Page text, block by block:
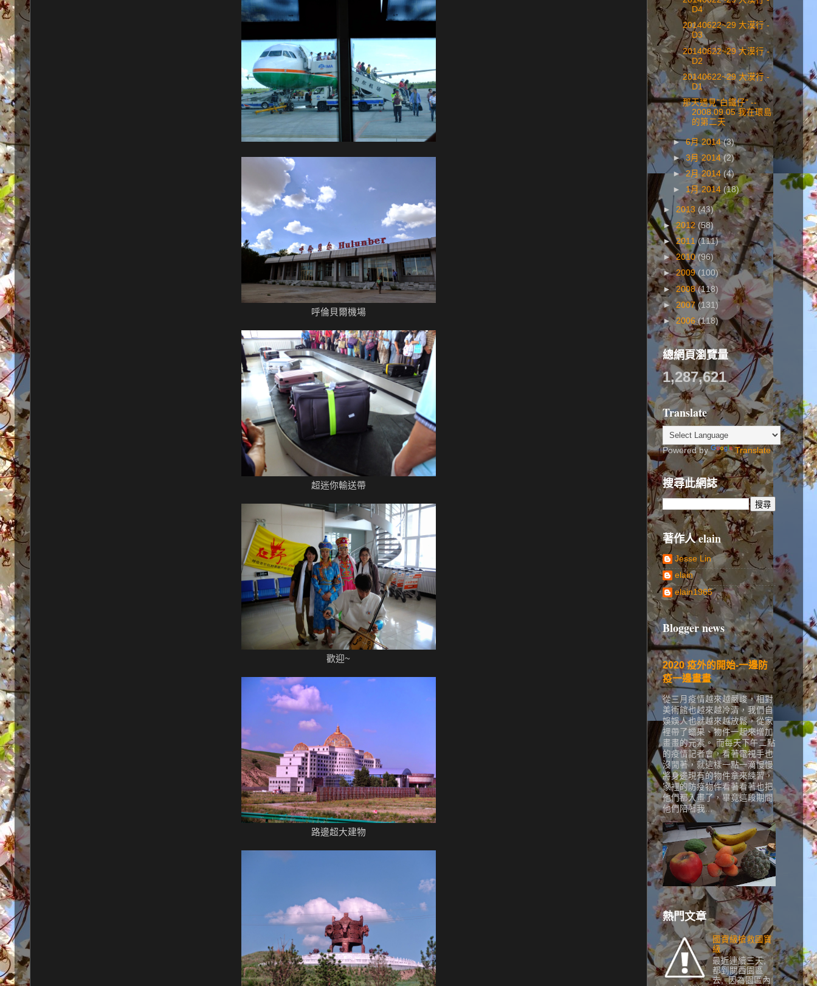
呼倫貝爾機場
超迷你輸送帶
歡迎~
路邊超大建物
D4
20140622~29 大漠行 -
D3
20140622~29 大漠行 -
D2
20140622~29 大漠行 -
D1
那天遇見"白鐵仔" --
2008.09.05 我在環島
的第二天
►6月 2014(3)
► 3月 2014(2)
►2月 2014 (4)
► 1月 2014 (18)
► 2013 (43)
►2012(58)
►2011(111)
►2010(96)
►2009(100)
►2008(118)
►2007 (131)
►2006(118)
總網頁瀏覽量
1,287,621
Translate
Powered by Translate
搜尋此網誌
著作人 elain
Jesse Lin
elain
elain1965
Blogger news
2020 疫外的開始-一邊防
疫一邊畫畫
從三月疫情越來越嚴峻，相對
美術館也越來越冷清，我們自
娛娛人也就越來越放鬆，從家
裡帶了蠟果、物件一起來增加
畫畫的元素。 而每天下午二點
的疫情記者會，看著電視手也
沒閒著，就這樣一點一滴慢慢
將身邊現有的物件拿來練習，
家裡的防疫物件看著看著也把
他們都入畫了，畢竟這段期間
他們陪著我...
熱門文章
國寶級搶救國寶
級
最近連續三天,
都到關西園區
去, 因為園區內